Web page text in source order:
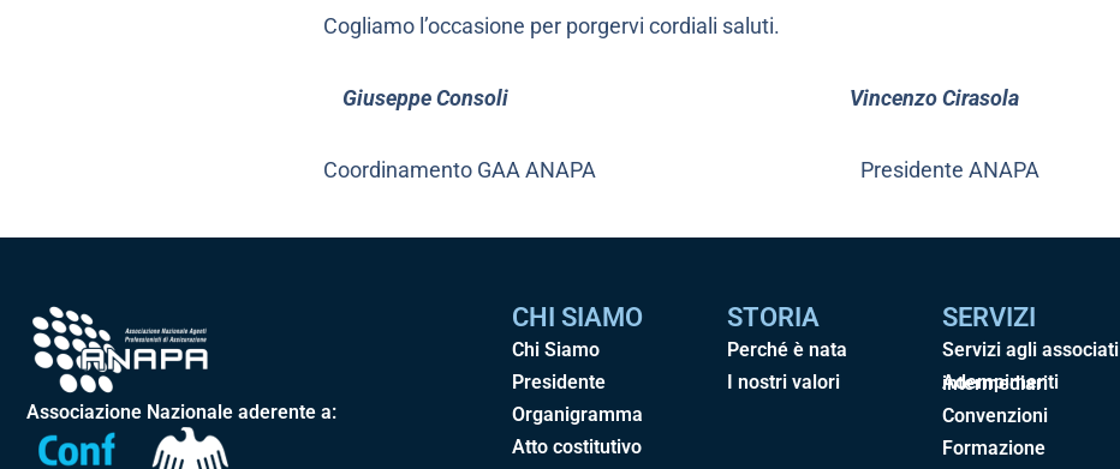
Cogliamo l’occasione per porgervi cordiali saluti.
Giuseppe Consoli Vincenzo Cirasola
Coordinamento GAA ANAPA Presidente ANAPA
Associazione Nazionale aderente a:
CHI SIAMO
Chi Siamo
Presidente
Organigramma
Atto costitutivo
STORIA
Perché è nata
I nostri valori
SERVIZI
Servizi agli associati
Adempimenti intermediari
Convenzioni
Formazione